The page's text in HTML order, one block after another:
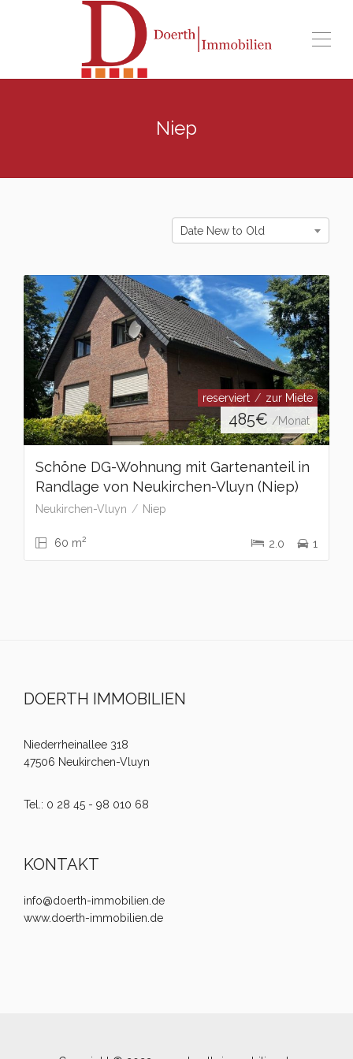
Niep
Date New to Old
reserviert zur Miete
485€ /Monat
Schöne DG-Wohnung mit Gartenanteil in
Randlage von Neukirchen-Vluyn (Niep)
Neukirchen-Vluyn Niep
60 m2 2.0 1
DOERTH IMMOBILIEN
Niederrheinallee 318
47506 Neukirchen-Vluyn
Tel.: 0 28 45 - 98 010 68
KONTAKT
info@doerth-immobilien.de
www.doerth-immobilien.de